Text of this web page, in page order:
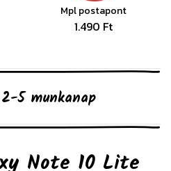
Mpl postapont
1.490 Ft
5 munkanap
Note 10 Lite